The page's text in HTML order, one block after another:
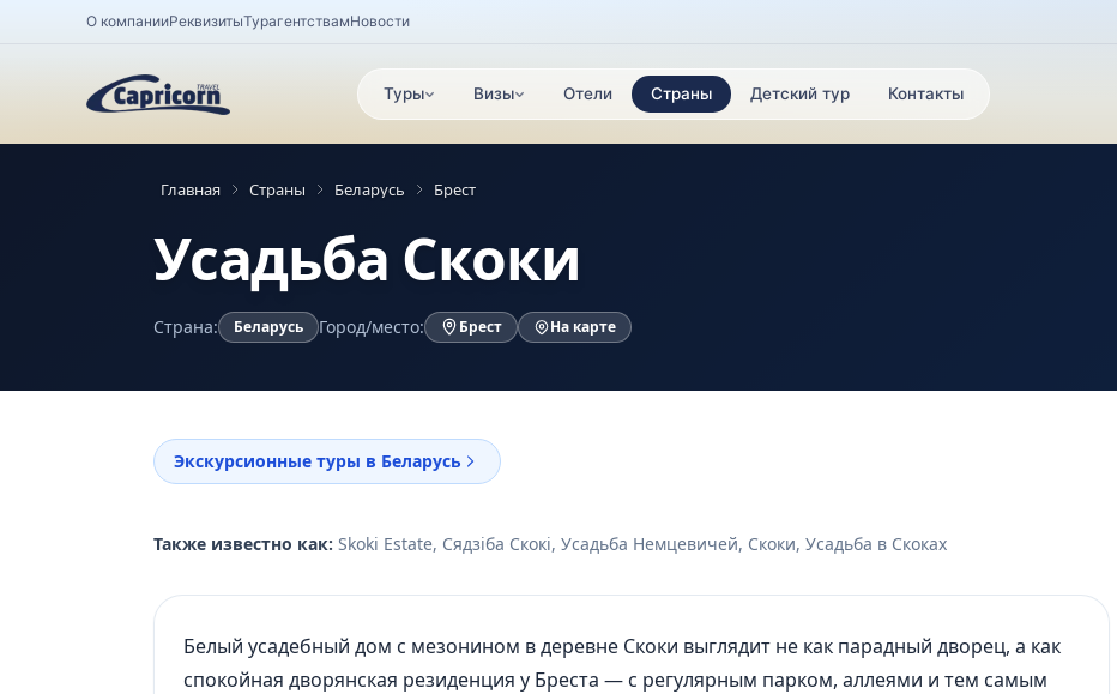
О компанииРеквизитыТурагентствамНовости
Туры Визы Отели Страны Детский тур Контакты
Главная Страны Беларусь Брест
Усадьба Скоки
Страна: Беларусь Город/место: Брест На карте
Экскурсионные туры в Беларусь
Также известно как: Skoki Estate, Сядзіба Скокі, Усадьба Немцевичей, Скоки, Усадьба в Скоках
Белый усадебный дом с мезонином в деревне Скоки выглядит не как парадный дворец, а как
спокойная дворянская резиденция у Бреста — с регулярным парком, аллеями и тем самым